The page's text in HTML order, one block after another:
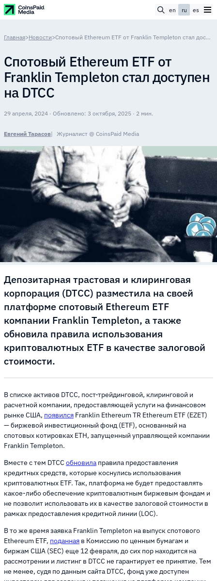
en ru es
Главная>Новости> Спотовый Ethereum ETF от Franklin Templeton стал доступен на DTCC
Спотовый Ethereum ETF от
Franklin Templeton стал доступен
на DTCC
29 апреля, 2024 · Обновлено: 3 октября, 2025 · 2 мин.
Евгений Тарасов Журналист @ CoinsPaid Media
Депозитарная трастовая и клиринговая
корпорация (DTCC) разместила на своей
платформе спотовый Ethereum ETF
компании Franklin Templeton, а также
обновила правила использования
криптовалютных ETF в качестве залоговой
стоимости.
В списке активов DTCC, пост-трейдинговой, клиринговой и
расчетной компании, предоставляющей услуги на финансовом
рынке США, появился Franklin Ethereum TR Ethereum ETF (EZET)
— биржевой инвестиционный фонд (ETF), основанный на
спотовых котировках ETH, запущенный управляющей компании
Franklin Templeton.
Вместе с тем DTCC обновила правила предоставления
кредитных средств, которые коснулись использования
криптовалютных ETF. Так, платформа не будет предоставлять
какое-либо обеспечение криптовалютным биржевым фондам и
не позволит использовать их в качестве залоговой стоимости в
рамках предоставления кредитной линии (LOC).
В то же время заявка Franklin Templeton на выпуск спотового
Ethereum ETF, поданная в Комиссию по ценным бумагам и
биржам США (SEC) еще 12 февраля, до сих пор находится на
рассмотрении и листинг в DTCC не гарантирует ее принятие. Тем
не менее, судя по данным сайта DTCC, фонд уже доступен